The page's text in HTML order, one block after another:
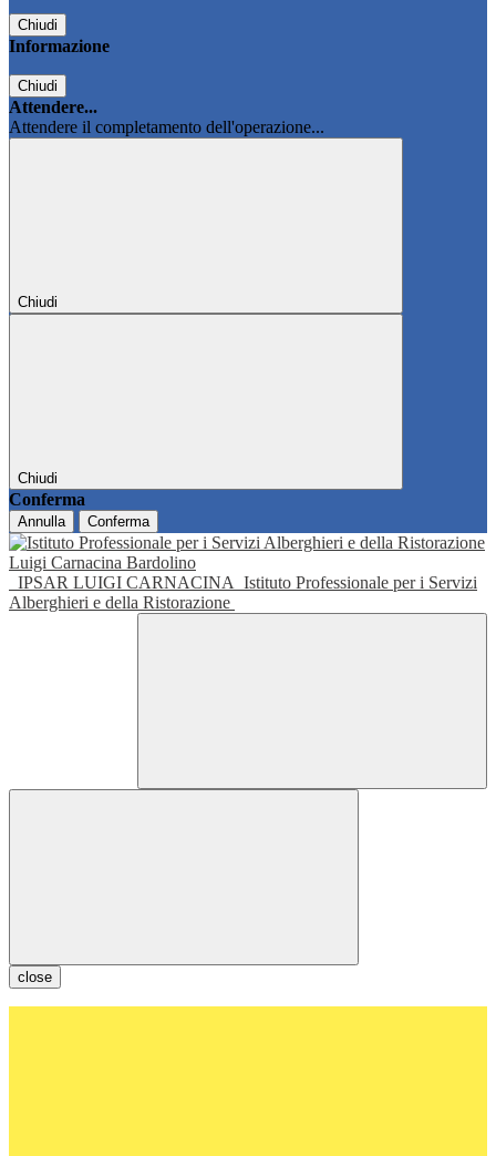
Chiudi
Informazione
Chiudi
Attendere...
Attendere il completamento dell'operazione...
Chiudi
Chiudi
Conferma
Annulla Conferma
IPSAR LUIGI CARNACINA Istituto Professionale per i Servizi
Alberghieri e della Ristorazione
close